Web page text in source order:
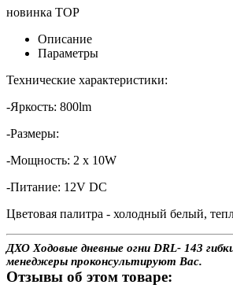
новинка TOP
Описание
Параметры
Технические характеристики:
-Яркость: 800lm
-Размеры:
-Мощность: 2 x 10W
-Питание: 12V DC
Цветовая палитра - холодный белый,
ДХО Ходовые дневные огни DRL- 143
менеджеры проконсультируют Вас.
Отзывы об этом товаре: